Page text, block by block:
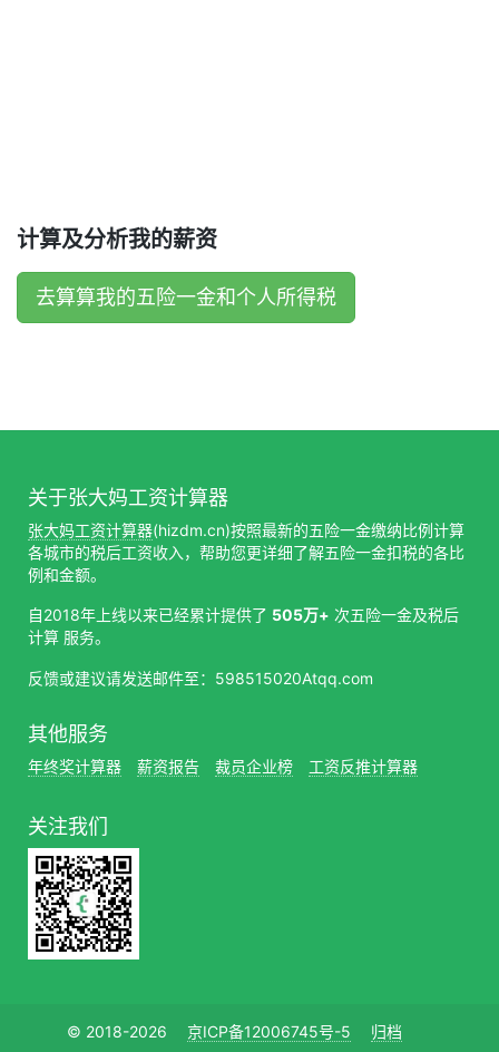
计算及分析我的薪资
去算算我的五险一金和个人所得税
关于张大妈工资计算器
张大妈工资计算器(hizdm.cn)按照最新的五险一金缴纳比例计算
各城市的税后工资收入，帮助您更详细了解五险一金扣税的各比
例和金额。
自2018年上线以来已经累计提供了 505万+ 次五险一金及税后
计算 服务。
反馈或建议请发送邮件至：598515020Atqq.com
其他服务
年终奖计算器 薪资报告 裁员企业榜 工资反推计算器
关注我们
© 2018-2026 京ICP备12006745号-5 归档